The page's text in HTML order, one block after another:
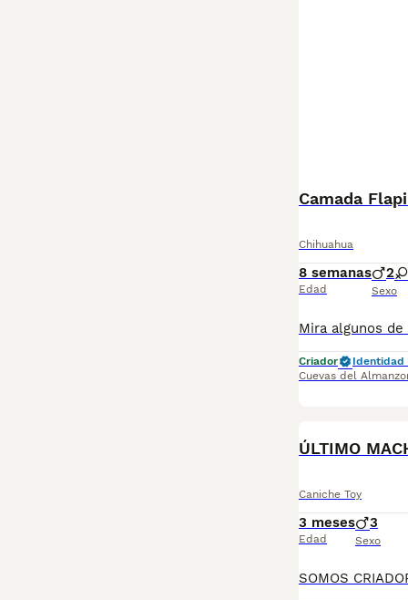
Camada
Chihuahua
8 semanas
Edad
2
Sexo
Criador
Identidad
Cuevas del
ÚLTIMO
Caniche Toy
3 meses
Edad
3
Sexo